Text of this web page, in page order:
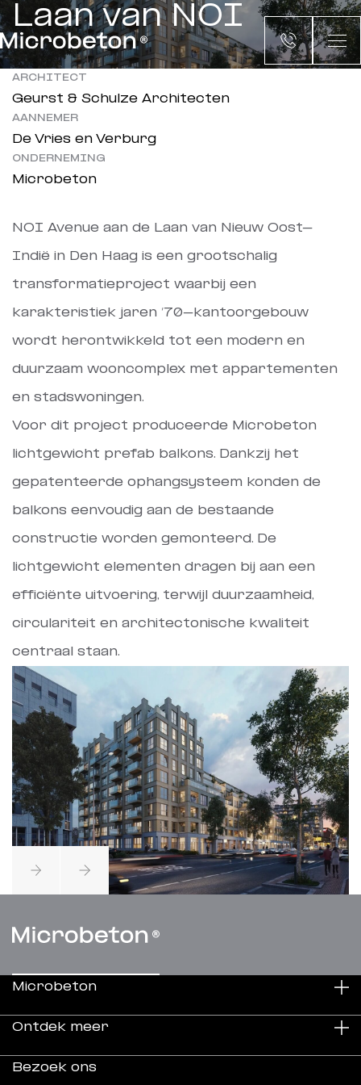
Laan van NOI
ARCHITECT
Geurst & Schulze Architecten
AANNEMER
De Vries en Verburg
ONDERNEMING
Microbeton
NOI Avenue aan de Laan van Nieuw Oost-
Indië in Den Haag is een grootschalig
transformatieproject waarbij een
karakteristiek jaren ’70-kantoorgebouw
wordt herontwikkeld tot een modern en
duurzaam wooncomplex met appartementen
en stadswoningen.
Voor dit project produceerde Microbeton
lichtgewicht prefab balkons. Dankzij het
gepatenteerde ophangsysteem konden de
balkons eenvoudig aan de bestaande
constructie worden gemonteerd. De
lichtgewicht elementen dragen bij aan een
efficiënte uitvoering, terwijl duurzaamheid,
circulariteit en architectonische kwaliteit
centraal staan.
Microbeton
Duurzaamheid
Over ons
Ontdek meer
Projecten
Bezoek ons